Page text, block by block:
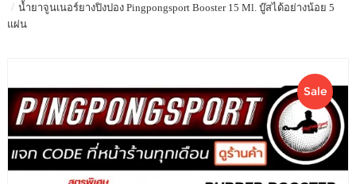
น้ำยาจูนเนอร์ยางปิงปอง Pingpongsport Booster 15 Ml. บู๊สได้อย่างน้อย 5
แผ่น
Sale